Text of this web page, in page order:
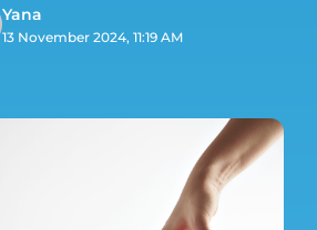
Yana
13 November 2024, 11:19 AM